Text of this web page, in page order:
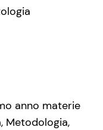
anno materie
Metodologia,